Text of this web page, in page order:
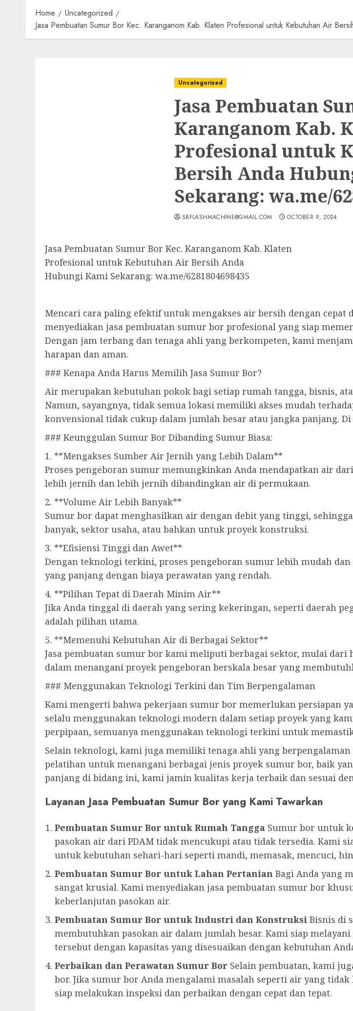
Home
Uncategorized
Jasa Pembuatan Sumur Bor Kec. Karanganom Kab. Klaten Profesional untuk Kebutuhan Air
Uncategorized
Jasa Pembuatan
Karanganom Kab.
Profesional untuk
Bersih Anda
Sekarang: wa.me/
SBFLASHMACHINE@GMAIL.COM OCTOBER 9, 2024
Jasa Pembuatan Sumur Bor Kec. Karanganom Kab. Klaten
Profesional untuk Kebutuhan Air Bersih Anda
Hubungi Kami Sekarang: wa.me/6281804698435
Mencari cara paling efektif untuk mengakses air bersih dengan cepat
menyediakan jasa pembuatan sumur bor profesional yang siap
Dengan jam terbang dan tenaga ahli yang berkompeten, kami
harapan dan aman.
### Kenapa Anda Harus Memilih Jasa Sumur Bor?
Air merupakan kebutuhan pokok bagi setiap rumah tangga, bisnis,
Namun, sayangnya, tidak semua lokasi memiliki akses mudah
konvensional tidak cukup dalam jumlah besar atau jangka panjang.
### Keunggulan Sumur Bor Dibanding Sumur Biasa:
1. **Mengakses Sumber Air Jernih yang Lebih Dalam**
Proses pengeboran sumur memungkinkan Anda mendapatkan air
lebih jernih dan lebih jernih dibandingkan air di permukaan.
2. **Volume Air Lebih Banyak**
Sumur bor dapat menghasilkan air dengan debit yang tinggi,
banyak, sektor usaha, atau bahkan untuk proyek konstruksi.
3. **Efisiensi Tinggi dan Awet**
Dengan teknologi terkini, proses pengeboran sumur lebih mudah
yang panjang dengan biaya perawatan yang rendah.
4. **Pilihan Tepat di Daerah Minim Air**
Jika Anda tinggal di daerah yang sering kekeringan, seperti daerah
adalah pilihan utama.
5. **Memenuhi Kebutuhan Air di Berbagai Sektor**
Jasa pembuatan sumur bor kami meliputi berbagai sektor, mulai
dalam menangani proyek pengeboran berskala besar yang
### Menggunakan Teknologi Terkini dan Tim Berpengalaman
Kami mengerti bahwa pekerjaan sumur bor memerlukan persiapan
selalu menggunakan teknologi modern dalam setiap proyek yang
perpipaan, semuanya menggunakan teknologi terkini untuk
Selain teknologi, kami juga memiliki tenaga ahli yang
pelatihan untuk menangani berbagai jenis proyek sumur bor, baik
panjang di bidang ini, kami jamin kualitas kerja terbaik dan sesuai
Layanan Jasa Pembuatan Sumur Bor yang Kami Tawarkan
Pembuatan Sumur Bor untuk Rumah Tangga Sumur bor untuk
pasokan air dari PDAM tidak mencukupi atau tidak tersedia. Kami
untuk kebutuhan sehari-hari seperti mandi, memasak, mencuci,
Pembuatan Sumur Bor untuk Lahan Pertanian Bagi Anda yang
sangat krusial. Kami menyediakan jasa pembuatan sumur bor
keberlanjutan pasokan air.
Pembuatan Sumur Bor untuk Industri dan Konstruksi Bisnis di
membutuhkan pasokan air dalam jumlah besar. Kami siap
tersebut dengan kapasitas yang disesuaikan dengan kebutuhan
Perbaikan dan Perawatan Sumur Bor Selain pembuatan, kami
bor. Jika sumur bor Anda mengalami masalah seperti air yang
siap melakukan inspeksi dan perbaikan dengan cepat dan tepat.